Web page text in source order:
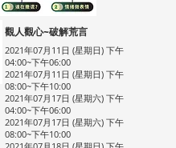
觀人觀心~破解荒言
2021年07月11日 (星期日) 下午
04:00~下午06:00
2021年07月11日 (星期日) 下午
08:00~下午10:00
2021年07月17日 (星期六) 下午
04:00~下午06:00
2021年07月17日 (星期六) 下午
08:00~下午10:00